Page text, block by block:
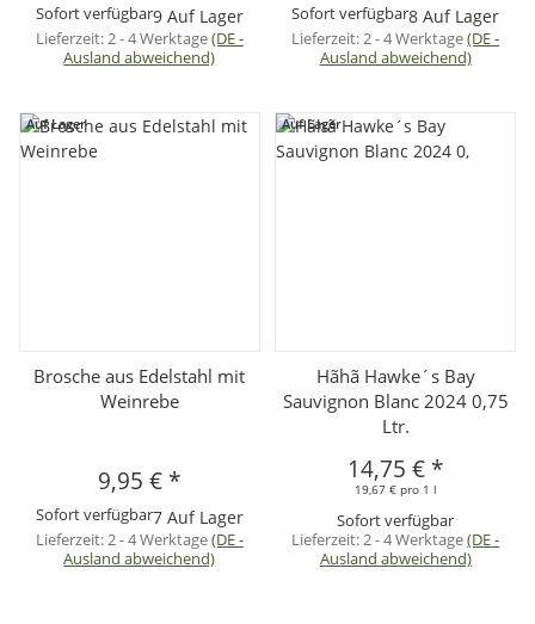
Sofort verfügbar9 Auf Lager
Lieferzeit:2 - 4 Werktage(DE -
Ausland abweichend)
Sofort verfügbar8 Auf Lager
Lieferzeit:2 - 4 Werktage(DE -
Ausland abweichend)
Auf Lager
Brosche aus Edelstahl mit
Weinrebe
9,95 € *
Sofort verfügbar7 Auf Lager
Lieferzeit:2 - 4 Werktage(DE -
Ausland abweichend)
Auf Lager
Hãhã Hawke´s Bay
Sauvignon Blanc 2024 0,75
Ltr.
14,75 € *
19,67 € pro 1 l
Sofort verfügbar
Lieferzeit:2 - 4 Werktage(DE -
Ausland abweichend)